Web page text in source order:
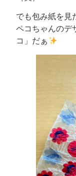
でも包み紙を見
ペコちゃんのデ
コ」だぁ